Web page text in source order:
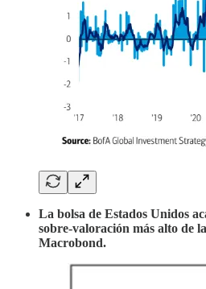
La bolsa de Estados Unidos
sobre-valoración más alto de
Macrobond.